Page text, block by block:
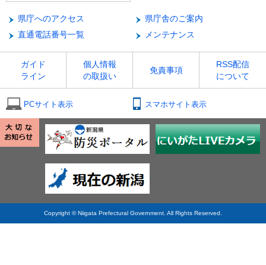
県庁へのアクセス
県庁舎のご案内
直通電話番号一覧
メンテナンス
ガイド
ライン
個人情報
の取扱い
免責事項
RSS配信
について
PCサイト表示 スマホサイト表示
Copyright © Niigata Prefectural Government. All Rights Reserved.